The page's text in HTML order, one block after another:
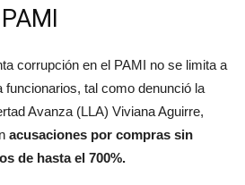
corrupción en el PAMI no se limita a
funcionarios, tal como denunció la
Avanza (LLA) Viviana Aguirre,
acusaciones por compras sin
de hasta el 700%.